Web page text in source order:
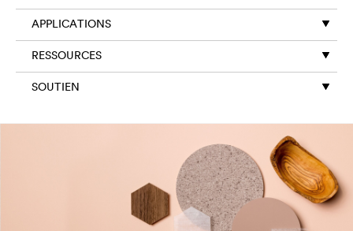
APPLICATIONS
RESSOURCES
SOUTIEN